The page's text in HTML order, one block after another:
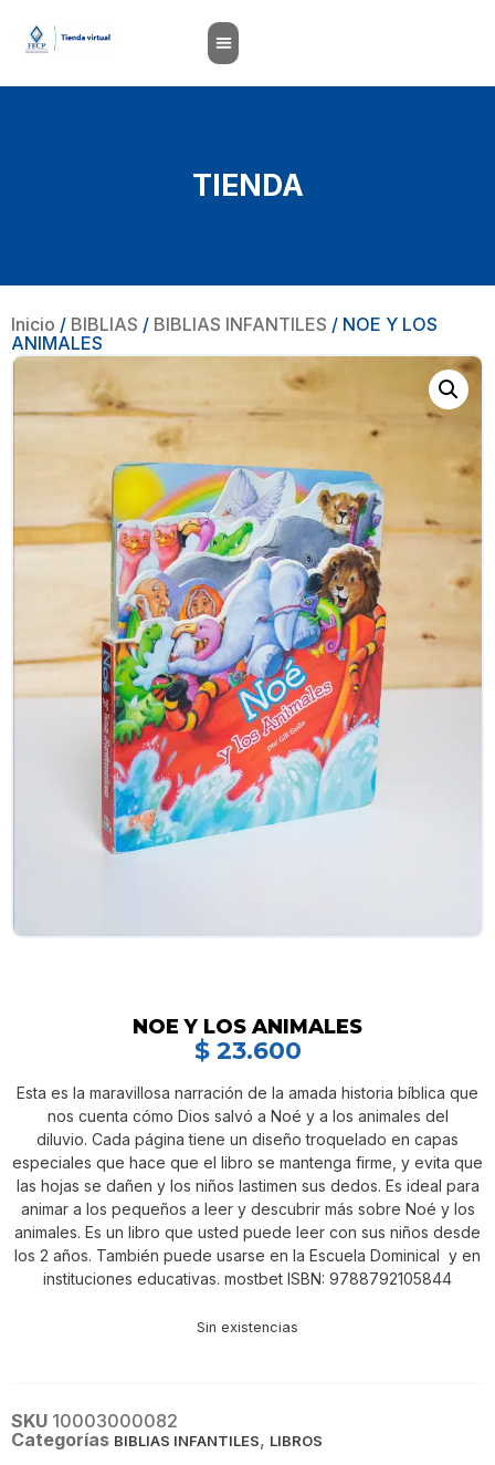
TIENDA
Inicio / BIBLIAS / BIBLIAS INFANTILES / NOE Y LOS
ANIMALES
NOE Y LOS ANIMALES
$23.600
Esta es la maravillosa narración de la amada historia bíblica que
nos cuenta cómo Dios salvó a Noé y a los animales del
diluvio. Cada página tiene un diseño troquelado en capas
especiales que hace que el libro se mantenga firme, y evita que
las hojas se dañen y los niños lastimen sus dedos. Es ideal para
animar a los pequeños a leer y descubrir más sobre Noé y los
animales. Es un libro que usted puede leer con sus niños desde
los 2 años. También puede usarse en la Escuela Dominical y en
instituciones educativas. mostbet ISBN: 9788792105844
Sin existencias
SKU 10003000082
Categorías BIBLIAS INFANTILES, LIBROS